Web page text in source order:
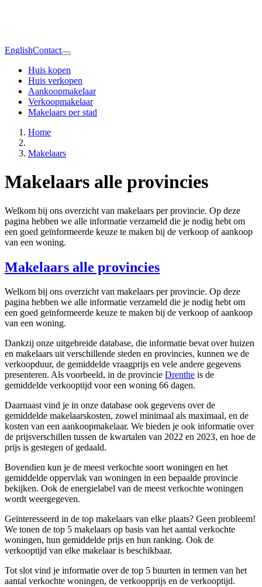
EnglishContact
Huis kopen
Huis verkopen
Aankoopmakelaar
Verkoopmakelaar
Makelaars per stad
Home
Makelaars
Makelaars alle provincies
Welkom bij ons overzicht van makelaars per provincie. Op deze
pagina hebben we alle informatie verzameld die je nodig hebt om
een goed geïnformeerde keuze te maken bij de verkoop of aankoop
van een woning.
Makelaars alle provincies
Welkom bij ons overzicht van makelaars per provincie. Op deze
pagina hebben we alle informatie verzameld die je nodig hebt om
een goed geïnformeerde keuze te maken bij de verkoop of aankoop
van een woning.
Dankzij onze uitgebreide database, die informatie bevat over huizen
en makelaars uit verschillende steden en provincies, kunnen we de
verkoopduur, de gemiddelde vraagprijs en vele andere gegevens
presenteren. Als voorbeeld, in de provincie Drenthe is de
gemiddelde verkooptijd voor een woning 66 dagen.
Daarnaast vind je in onze database ook gegevens over de
gemiddelde makelaarskosten, zowel minimaal als maximaal, en de
kosten van een aankoopmakelaar. We bieden je ook informatie over
de prijsverschillen tussen de kwartalen van 2022 en 2023, en hoe de
prijs is gestegen of gedaald.
Bovendien kun je de meest verkochte soort woningen en het
gemiddelde oppervlak van woningen in een bepaalde provincie
bekijken. Ook de energielabel van de meest verkochte woningen
wordt weergegeven.
Geïnteresseerd in de top makelaars van elke plaats? Geen probleem!
We tonen de top 5 makelaars op basis van het aantal verkochte
woningen, hun gemiddelde prijs en hun ranking. Ook de
verkooptijd van elke makelaar is beschikbaar.
Tot slot vind je informatie over de top 5 buurten in termen van het
aantal verkochte woningen, de verkoopprijs en de verkooptijd.